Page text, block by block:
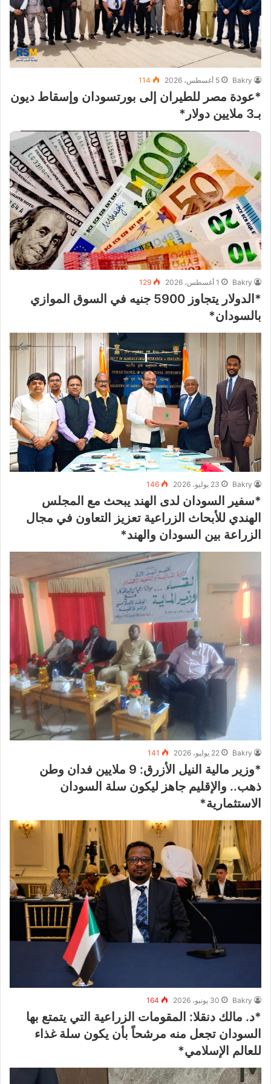
Bakry 5 أغسطس، 2026 114
*عودة مصر للطيران إلى بورتسودان وإسقاط ديون
بـ3 ملايين دولار*
Bakry 1 أغسطس، 2026 129
*الدولار يتجاوز 5900 جنيه في السوق الموازي
بالسودان*
Bakry 23 يوليو، 2026 146
*سفير السودان لدى الهند يبحث مع المجلس
الهندي للأبحاث الزراعية تعزيز التعاون في مجال
الزراعة بين السودان والهند*
Bakry 22 يوليو، 2026 141
*وزير مالية النيل الأزرق: 9 ملايين فدان وطن
ذهب.. والإقليم جاهز ليكون سلة السودان
الاستثمارية*
Bakry 30 يونيو، 2026 164
*د. مالك دنقلا: المقومات الزراعية التي يتمتع بها
السودان تجعل منه مرشحاً بأن يكون سلة غذاء
للعالم الإسلامي*